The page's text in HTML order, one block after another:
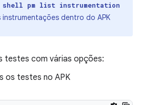
shell pm list instrumentation
dentro do APK
testes com várias opções:
os testes no APK